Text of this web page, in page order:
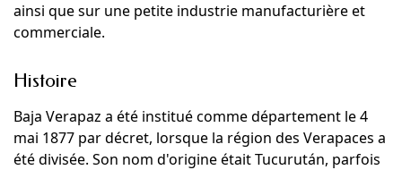
ainsi que sur une petite industrie manufacturière et
commerciale.
Histoire
Baja Verapaz a été institué comme département le 4
mai 1877 par décret, lorsque la région des Verapaces a
été divisée. Son nom d'origine était Tucurután, parfois